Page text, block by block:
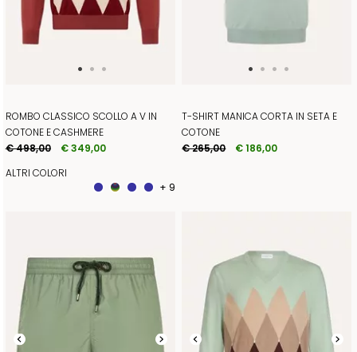
ROMBO CLASSICO SCOLLO A V IN
COTONE E CASHMERE
€ 498,00
€ 349,00
ALTRI COLORI
+ 9
T-SHIRT MANICA CORTA IN SETA E
COTONE
€ 265,00
€ 186,00